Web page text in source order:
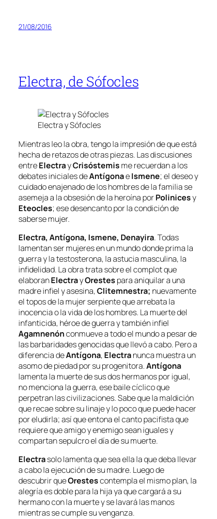
21/08/2016
Electra, de Sófocles
Electra y Sófocles
Mientras leo la obra, tengo la impresión de que está
hecha de retazos de otras piezas. Las discusiones
entreElectrayCrisóstemis me recuerdan a los
debates iniciales deAntígonaeIsmene; el deseo y
cuidado enajenado de los hombres de la familia se
asemeja a la obsesión de la heroína porPolinicesy
Eteocles; ese desencanto por la condición de
saberse mujer.
Electra, Antígona, Ismene, Denayira. Todas
lamentan ser mujeres en un mundo donde prima la
guerra y la testosterona, la astucia masculina, la
infidelidad. La obra trata sobre el complot que
elaboranElectrayOrestes para aniquilar a una
madre infiel y asesina,Clitemnestra; nuevamente
eltoposde la mujer serpiente que arrebata la
inocencia o la vida de los hombres. La muerte del
infanticida, héroe de guerra y también infiel
Agamnenónconmueve a todo el mundo a pesar de
las barbaridades genocidas que llevó a cabo. Pero a
diferencia deAntígona, Electranunca muestra un
asomo de piedad por su progenitora.Antígona
lamenta la muerte de sus dos hermanos por igual,
no menciona la guerra, ese baile cíclico que
perpetran las civilizaciones. Sabe que la maldición
que recae sobre su linaje y lo poco que puede hacer
por eludirla; así que entona el canto pacifista que
requiere que amigo y enemigo sean iguales y
compartan sepulcro el día de su muerte.
Electrasolo lamenta que sea ella la que deba llevar
a cabo la ejecución de su madre. Luego de
descubrir queOrestescontempla el mismo plan, la
alegría es doble para la hija ya que cargará a su
hermano con la muerte y se lavará las manos
mientras se cumple su venganza.